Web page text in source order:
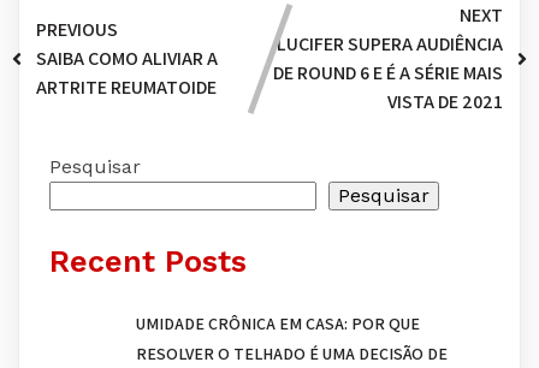
PREVIOUS
SAIBA COMO ALIVIAR A
ARTRITE REUMATOIDE
NEXT
LUCIFER SUPERA AUDIÊNCIA
DE ROUND 6 E É A SÉRIE MAIS
VISTA DE 2021
Pesquisar
Pesquisar
Recent Posts
UMIDADE CRÔNICA EM CASA: POR QUE
RESOLVER O TELHADO É UMA DECISÃO DE